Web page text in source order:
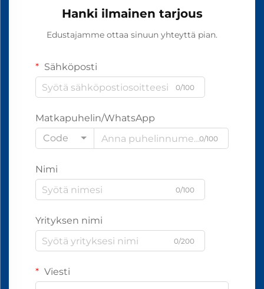
Hanki ilmainen tarjous
Edustajamme ottaa sinuun yhteyttä pian.
Sähköposti
0/100
Matkapuhelin/WhatsApp
Code
0/100
Nimi
0/100
Yrityksen nimi
0/200
Viesti